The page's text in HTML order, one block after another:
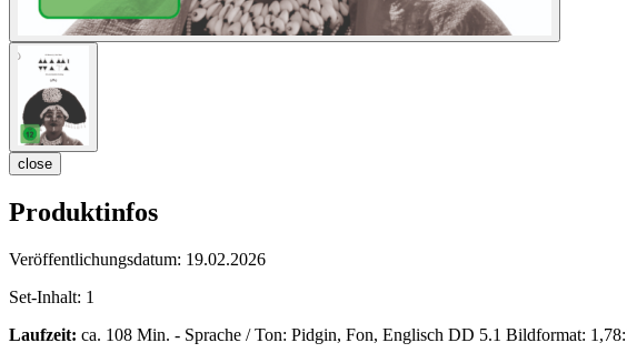
close
Produktinfos
Veröffentlichungsdatum: 19.02.2026
Set-Inhalt: 1
Laufzeit: ca. 108 Min. - Sprache / Ton: Pidgin, Fon, Englisch DD 5.1 Bildformat: